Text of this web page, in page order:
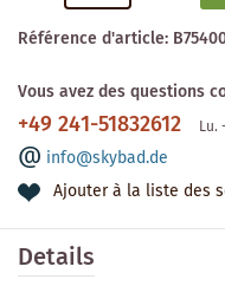
Référence d'article:
Vous avez des questions
+49 241-51832612 Lu.
info@skybad.de
Ajouter à la liste des
Details